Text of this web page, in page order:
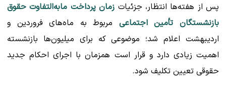
پس از هفته‌ها انتظار، جزئیات زمان پرداخت مابه‌التفاوت حقوق
بازنشستگان تأمین اجتماعی مربوط به ماه‌های فروردین و
اردیبهشت اعلام شد؛ موضوعی که برای میلیون‌ها بازنشسته
اهمیت زیادی دارد و قرار است همزمان با اجرای احکام جدید
حقوقی تعیین تکلیف شود.